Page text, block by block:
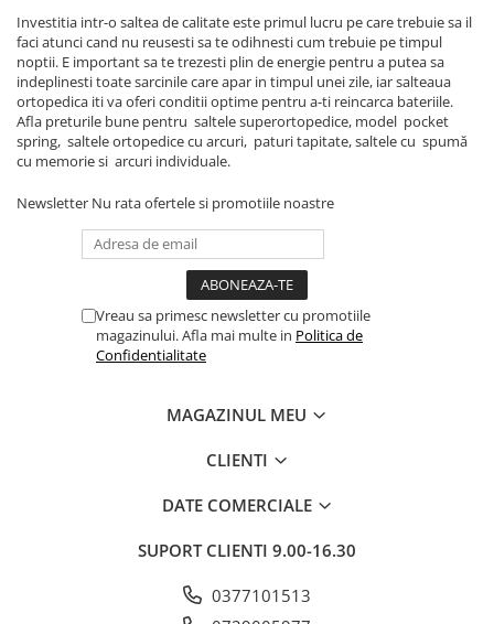
Investitia intr-o saltea de calitate este primul lucru pe care trebuie sa il
faci atunci cand nu reusesti sa te odihnesti cum trebuie pe timpul
noptii. E important sa te trezesti plin de energie pentru a putea sa
indeplinesti toate sarcinile care apar in timpul unei zile, iar salteaua
ortopedica iti va oferi conditii optime pentru a-ti reincarca bateriile.
Afla preturile bune pentru saltele superortopedice, model pocket
spring, saltele ortopedice cu arcuri, paturi tapitate, saltele cu spumă
cu memorie si arcuri individuale.
Newsletter Nu rata ofertele si promotiile noastre
Vreau sa primesc newsletter cu promotiile
magazinului. Afla mai multe in Politica de
Confidentialitate
MAGAZINUL MEU
CLIENTI
DATE COMERCIALE
SUPORT CLIENTI 9.00-16.30
0377101513